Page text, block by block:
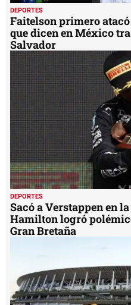
DEPORTES
Faitelson primero
que dicen en México
Salvador
DEPORTES
Sacó a Verstappen en
Hamilton logró
Gran Bretaña